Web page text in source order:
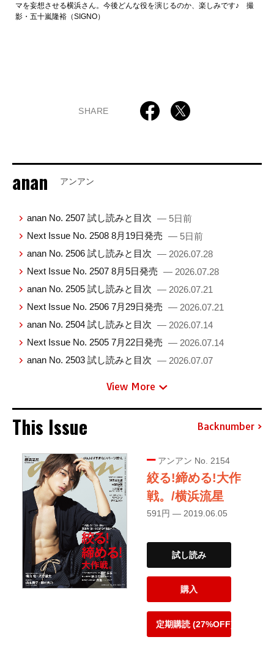
マを妄想させる横浜さん。今後どんな役を演じるのか、楽しみです♪ 撮
影・五十嵐隆裕（SIGNO）
SHARE
anan アンアン
anan No. 2507 試し読みと目次 — 5日前
Next Issue No. 2508 8月19日発売 — 5日前
anan No. 2506 試し読みと目次 — 2026.07.28
Next Issue No. 2507 8月5日発売 — 2026.07.28
anan No. 2505 試し読みと目次 — 2026.07.21
Next Issue No. 2506 7月29日発売 — 2026.07.21
anan No. 2504 試し読みと目次 — 2026.07.14
Next Issue No. 2505 7月22日発売 — 2026.07.14
anan No. 2503 試し読みと目次 — 2026.07.07
View More
This Issue Backnumber
アンアン No. 2154
絞る!締める!大作
戦。/横浜流星
591円 — 2019.06.05
試し読み
購入
定期購読 (27%OFF)